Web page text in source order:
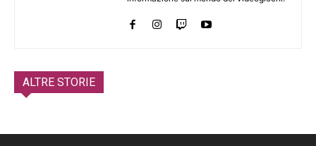
ALTRE STORIE